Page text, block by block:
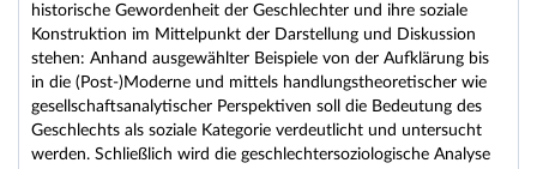
historische Gewordenheit der Geschlechter und ihre soziale
Konstruktion im Mittelpunkt der Darstellung und Diskussion
stehen: Anhand ausgewählter Beispiele von der Aufklärung bis
in die (Post-)Moderne und mittels handlungstheoretischer wie
gesellschaftsanalytischer Perspektiven soll die Bedeutung des
Geschlechts als soziale Kategorie verdeutlicht und untersucht
werden. Schließlich wird die geschlechtersoziologische Analyse